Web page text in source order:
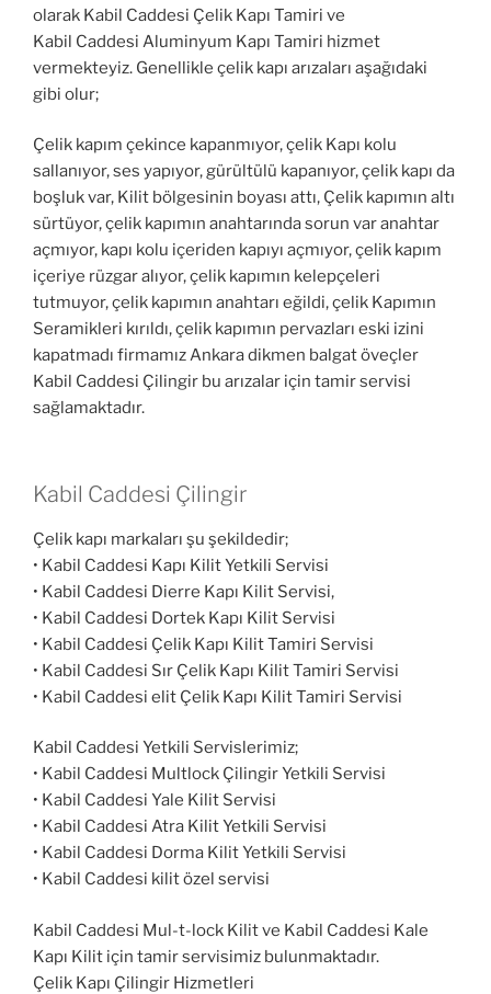
olarak Kabil Caddesi Çelik Kapı Tamiri ve
Kabil Caddesi Aluminyum Kapı Tamiri hizmet
vermekteyiz. Genellikle çelik kapı arızaları aşağıdaki
gibi olur;
Çelik kapım çekince kapanmıyor, çelik Kapı kolu
sallanıyor, ses yapıyor, gürültülü kapanıyor, çelik kapı da
boşluk var, Kilit bölgesinin boyası attı, Çelik kapımın altı
sürtüyor, çelik kapımın anahtarında sorun var anahtar
açmıyor, kapı kolu içeriden kapıyı açmıyor, çelik kapım
içeriye rüzgar alıyor, çelik kapımın kelepçeleri
tutmuyor, çelik kapımın anahtarı eğildi, çelik Kapımın
Seramikleri kırıldı, çelik kapımın pervazları eski izini
kapatmadı firmamız Ankara dikmen balgat öveçler
Kabil Caddesi Çilingir bu arızalar için tamir servisi
sağlamaktadır.
Kabil Caddesi Çilingir
Çelik kapı markaları şu şekildedir;
• Kabil Caddesi Kapı Kilit Yetkili Servisi
• Kabil Caddesi Dierre Kapı Kilit Servisi,
• Kabil Caddesi Dortek Kapı Kilit Servisi
• Kabil Caddesi Çelik Kapı Kilit Tamiri Servisi
• Kabil Caddesi Sır Çelik Kapı Kilit Tamiri Servisi
• Kabil Caddesi elit Çelik Kapı Kilit Tamiri Servisi
Kabil Caddesi Yetkili Servislerimiz;
• Kabil Caddesi Multlock Çilingir Yetkili Servisi
• Kabil Caddesi Yale Kilit Servisi
• Kabil Caddesi Atra Kilit Yetkili Servisi
• Kabil Caddesi Dorma Kilit Yetkili Servisi
• Kabil Caddesi kilit özel servisi
Kabil Caddesi Mul-t-lock Kilit ve Kabil Caddesi Kale
Kapı Kilit için tamir servisimiz bulunmaktadır.
Çelik Kapı Çilingir Hizmetleri